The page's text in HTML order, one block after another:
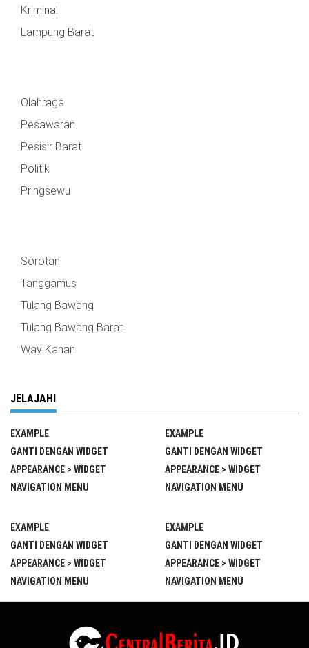
Kriminal
Lampung Barat
Olahraga
Pesawaran
Pesisir Barat
Politik
Pringsewu
Sorotan
Tanggamus
Tulang Bawang
Tulang Bawang Barat
Way Kanan
JELAJAHI
EXAMPLE
GANTI DENGAN WIDGET
APPEARANCE > WIDGET
NAVIGATION MENU
EXAMPLE
GANTI DENGAN WIDGET
APPEARANCE > WIDGET
NAVIGATION MENU
EXAMPLE
GANTI DENGAN WIDGET
APPEARANCE > WIDGET
NAVIGATION MENU
EXAMPLE
GANTI DENGAN WIDGET
APPEARANCE > WIDGET
NAVIGATION MENU